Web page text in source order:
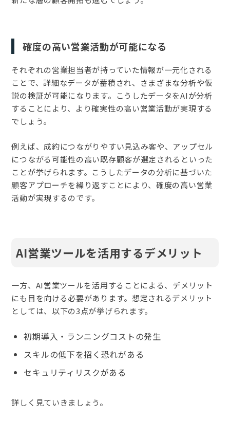
確度の高い営業活動が可能になる
それぞれの営業担当者が持っていた情報が一元化される
ことで、詳細なデータが蓄積され、さまざまな分析や仮
説の検証が可能になります。こうしたデータをAIが分析
することにより、より確実性の高い営業活動が実現する
でしょう。
例えば、成約につながりやすい見込み客や、アップセル
につながる可能性の高い既存顧客が選定されるといった
ことが挙げられます。こうしたデータの分析に基づいた
顧客アプローチを繰り返すことにより、確度の高い営業
活動が実現するのです。
AI営業ツールを活用するデメリット
一方、AI営業ツールを活用することによる、デメリット
にも目を向ける必要があります。想定されるデメリット
としては、以下の3点が挙げられます。
初期導入・ランニングコストの発生
スキルの低下を招く恐れがある
セキュリティリスクがある
詳しく見ていきましょう。